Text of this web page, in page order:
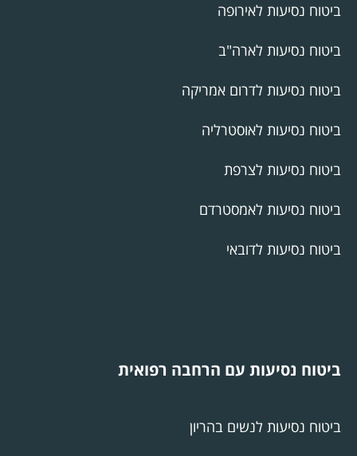
ביטוח נסיעות לאירופה
ביטוח נסיעות לארה"ב
ביטוח נסיעות לדרום אמריקה
ביטוח נסיעות לאוסטרליה
ביטוח נסיעות לצרפת
ביטוח נסיעות לאמסטרדם
ביטוח נסיעות לדובאי
ביטוח נסיעות עם הרחבה רפואית
ביטוח נסיעות לנשים בהריון